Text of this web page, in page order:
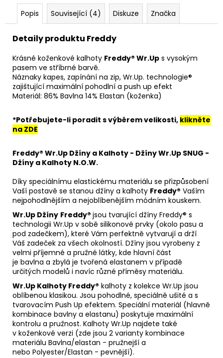
Popis Související (4) Diskuze Značka
Detaily produktu Freddy
Krásné koženkové kalhoty Freddy® Wr.Up s vysokým
pasem ve stříbrné barvě.
Náznaky kapes, zapínání na zip, Wr.Up. technologie®
zajištující maximální pohodlní a push up efekt
Materiál: 86% Bavlna 14% Elastan (koženka)
*Potřebujete-li poradit s výběrem velikosti, klikněte
na ZDE
Freddy® Wr.Up Džíny a Kalhoty - Džíny Wr.Up SNUG -
Džíny a Kalhoty N.O.W.
Díky speciálnímu elastickému materiálu se přizpůsobení
Vaší postavě se stanou džíny a kalhoty Freddy® Vaším
nejpohodlnějším a nejoblíbenějším módním kouskem.
Wr.Up Džíny Freddy® jsou tvarující džíny Freddy® s
technologii Wr.Up v sobě silikonové prvky (okolo pasu a
pod zadečkem), které Vám perfektně vytvarují a drží
Váš zadeček za všech okolností. Džíny jsou vyrobeny z
velmi příjemné a pružné látky, kde hlavní část
je bavlna a zbylá je tvořená elastanem v případě
určitých modelů i navíc různé příměsy materiálu.
Wr.Up Kalhoty Freddy® kalhoty z kolekce Wr.Up jsou
oblíbenou klasikou. Jsou pohodlné, speciálně ušité a s
tvarovacím Push Up efektem. Speciální materiál (hlavně
kombinace bavlny a elastanu) poskytuje maximální
kontrolu a pružnost. Kalhoty Wr.Up najdete také
v koženkové verzi (zde jsou 2 varianty kombinace
materiálu Bavlna/elastan - pružnejší a
nebo Polyester/Elastan - pevnější).